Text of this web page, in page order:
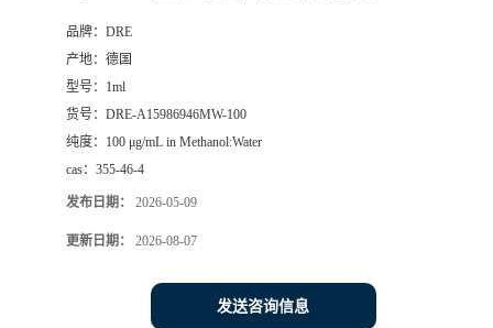
品牌： DRE
产地： 德国
型号： 1ml
货号： DRE-A15986946MW-100
纯度： 100 μg/mL in Methanol:Water
cas： 355-46-4
发布日期： 2026-05-09
更新日期： 2026-08-07
发送咨询信息